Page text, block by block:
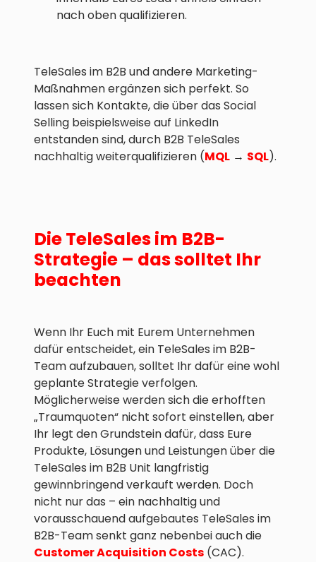
nach oben qualifizieren.
TeleSales im B2B und andere Marketing-
Maßnahmen ergänzen sich perfekt. So
lassen sich Kontakte, die über das Social
Selling beispielsweise auf LinkedIn
entstanden sind, durch B2B TeleSales
nachhaltig weiterqualifizieren (MQL → SQL).
Die TeleSales im B2B-
Strategie – das solltet Ihr
beachten
Wenn Ihr Euch mit Eurem Unternehmen
dafür entscheidet, ein TeleSales im B2B-
Team aufzubauen, solltet Ihr dafür eine wohl
geplante Strategie verfolgen.
Möglicherweise werden sich die erhofften
„Traumquoten“ nicht sofort einstellen, aber
Ihr legt den Grundstein dafür, dass Eure
Produkte, Lösungen und Leistungen über die
TeleSales im B2B Unit langfristig
gewinnbringend verkauft werden. Doch
nicht nur das – ein nachhaltig und
vorausschauend aufgebautes TeleSales im
B2B-Team senkt ganz nebenbei auch die
Customer Acquisition Costs (CAC).